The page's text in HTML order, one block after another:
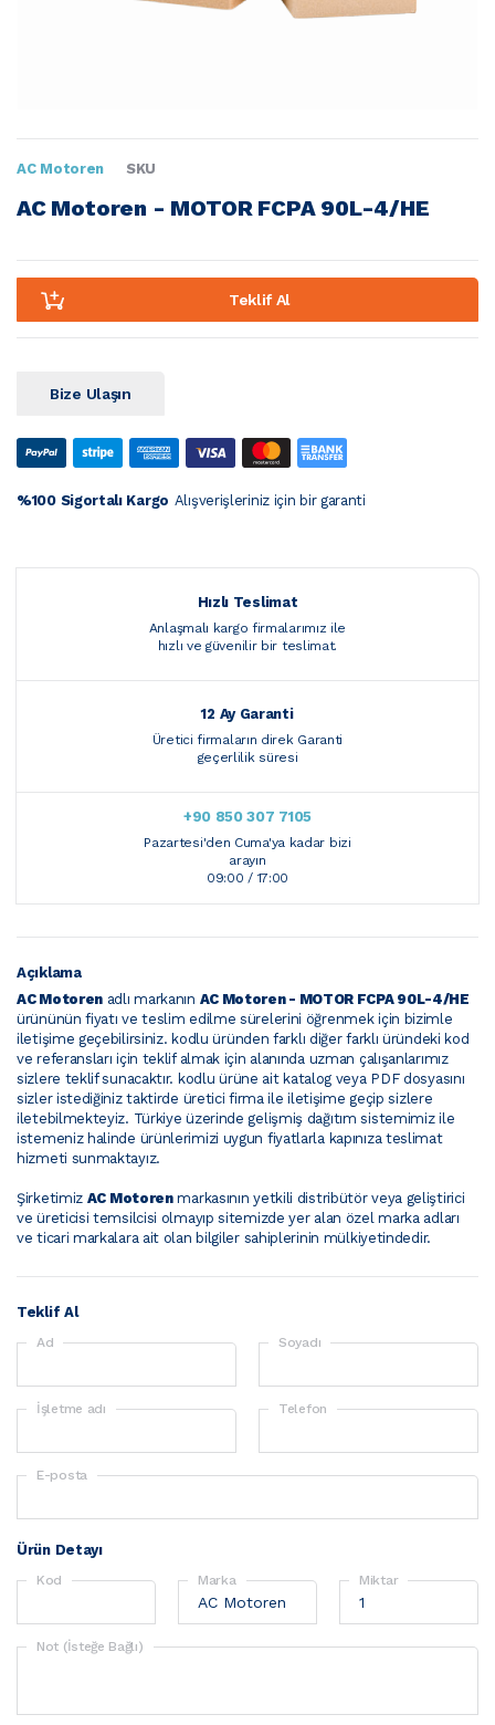
AC Motoren SKU
AC Motoren - MOTOR FCPA 90L-4/HE
Teklif Al
Bize Ulaşın
%100 Sigortalı Kargo Alışverişleriniz için bir garanti
Hızlı Teslimat
Anlaşmalı kargo firmalarımız ile
hızlı ve güvenilir bir teslimat.
12 Ay Garanti
Üretici firmaların direk Garanti
geçerlilik süresi
+90 850 307 7105
Pazartesi'den Cuma'ya kadar bizi
arayın
09:00 / 17:00
Açıklama
AC Motoren adlı markanın AC Motoren - MOTOR FCPA 90L-4/HE
ürününün fiyatı ve teslim edilme sürelerini öğrenmek için bizimle
iletişime geçebilirsiniz. kodlu üründen farklı diğer farklı üründeki kod
ve referansları için teklif almak için alanında uzman çalışanlarımız
sizlere teklif sunacaktır. kodlu ürüne ait katalog veya PDF dosyasını
sizler istediğiniz taktirde üretici firma ile iletişime geçip sizlere
iletebilmekteyiz. Türkiye üzerinde gelişmiş dağıtım sistemimiz ile
istemeniz halinde ürünlerimizi uygun fiyatlarla kapınıza teslimat
hizmeti sunmaktayız.
Şirketimiz AC Motorenmarkasının yetkili distribütör veya geliştirici
ve üreticisi temsilcisi olmayıp sitemizde yer alan özel marka adları
ve ticari markalara ait olan bilgiler sahiplerinin mülkiyetindedir.
Teklif Al
Ad Soyadı
İşletme adı Telefon
E-posta
Ürün Detayı
Kod Marka Miktar
Not (İsteğe Bağlı)